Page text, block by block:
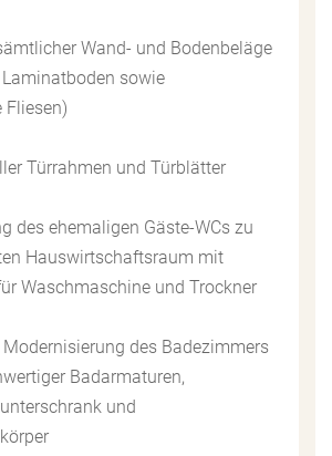
Wand- und Bodenbeläge
sowie
Türrahmen und Türblätter
des ehemaligen Gäste-WCs zu
Hauswirtschaftsraum mit
Waschmaschine und Trockner
des Badezimmers
Badarmaturen,
und